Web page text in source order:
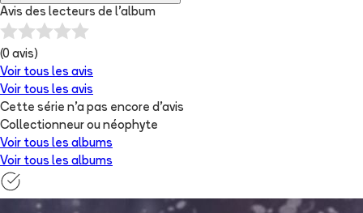
Avis des lecteurs de l'album
(0 avis)
Voir tous les avis
Voir tous les avis
Cette série n'a pas encore d'avis
Collectionneur ou néophyte
Voir tous les albums
Voir tous les albums